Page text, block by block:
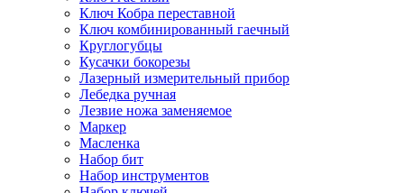
Ключ Кобра переставной
Ключ комбинированный гаечный
Круглогубцы
Кусачки бокорезы
Лазерный измерительный прибор
Лебедка ручная
Лезвие ножа заменяемое
Маркер
Масленка
Набор бит
Набор инструментов